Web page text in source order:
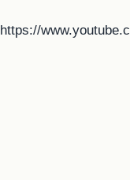
https://